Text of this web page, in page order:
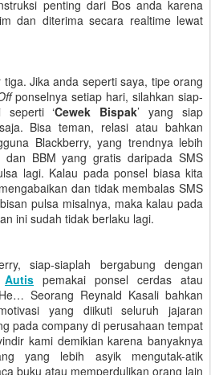
penting dari Bos anda karena
dan diterima secara realtime lewat
Jika anda seperti saya, tipe orang
ponselnya setiap hari, silahkan siap-
seperti ‘Cewek Bispak’ yang siap
Bisa teman, relasi atau bahkan
Blackberry, yang trendnya lebih
dan BBM yang gratis daripada SMS
lagi. Kalau pada ponsel biasa kita
dan tidak membalas SMS
pulsa misalnya, maka kalau pada
ini sudah tidak berlaku lagi.
siap-siaplah bergabung dengan
Autis pemakai ponsel cerdas atau
Seorang Reynald Kasali bahkan
yang diikuti seluruh jajaran
pada company di perusahaan tempat
kami demikian karena banyaknya
yang lebih asyik mengutak-atik
buku atau memperdulikan orang lain